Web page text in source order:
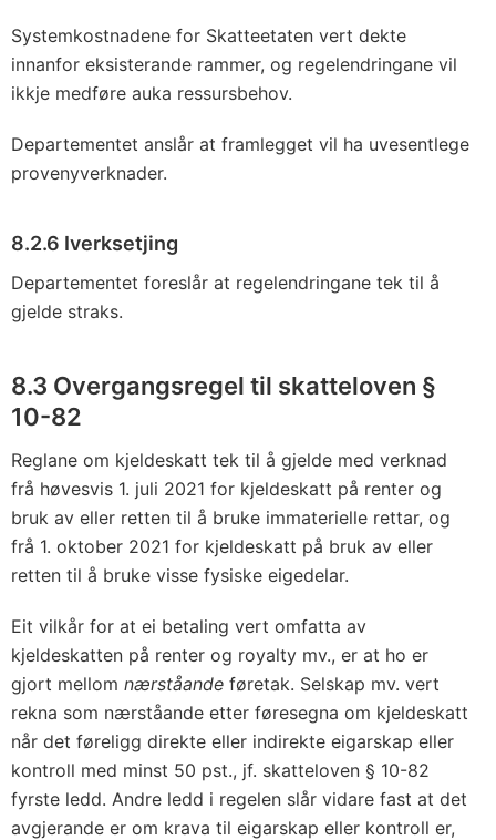
Systemkostnadene for Skatteetaten vert dekte
innanfor eksisterande rammer, og regelendringane vil
ikkje medføre auka ressursbehov.
Departementet anslår at framlegget vil ha uvesentlege
provenyverknader.
8.2.6 Iverksetjing
Departementet foreslår at regelendringane tek til å
gjelde straks.
8.3 Overgangsregel til skatteloven §
10-82
Reglane om kjeldeskatt tek til å gjelde med verknad
frå høvesvis 1. juli 2021 for kjeldeskatt på renter og
bruk av eller retten til å bruke immaterielle rettar, og
frå 1. oktober 2021 for kjeldeskatt på bruk av eller
retten til å bruke visse fysiske eigedelar.
Eit vilkår for at ei betaling vert omfatta av
kjeldeskatten på renter og royalty mv., er at ho er
gjort mellom nærståande føretak. Selskap mv. vert
rekna som nærståande etter føresegna om kjeldeskatt
når det føreligg direkte eller indirekte eigarskap eller
kontroll med minst 50 pst., jf. skatteloven § 10-82
fyrste ledd. Andre ledd i regelen slår vidare fast at det
avgjerande er om krava til eigarskap eller kontroll er,